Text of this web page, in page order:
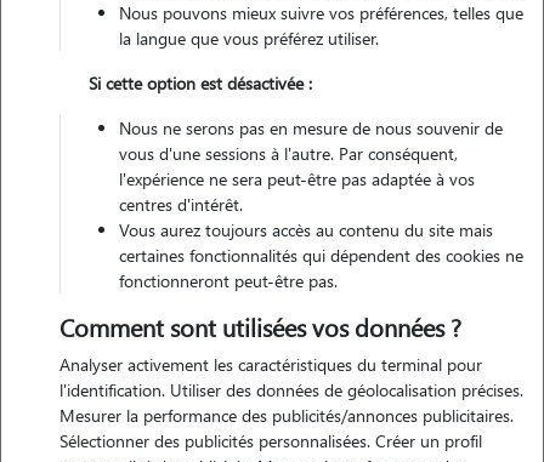
Motivation
je suis actuellement disponible pour des visites et gardes à domicile
tous les jours de la semaine selon les horaires demandés. j'aime
Nous pouvons mieux suivre vos préférences, telles que
la langue que vous préférez utiliser.
Si cette option est désactivée :
Nous ne serons pas en mesure de nous souvenir de
vous d'une sessions à l'autre. Par conséquent,
l'expérience ne sera peut-être pas adaptée à vos
centres d'intérêt.
Vous aurez toujours accès au contenu du site mais
certaines fonctionnalités qui dépendent des cookies ne
fonctionneront peut-être pas.
Comment sont utilisées vos données ?
Analyser activement les caractéristiques du terminal pour
l'identification. Utiliser des données de géolocalisation précises.
Mesurer la performance des publicités/annonces publicitaires.
Sélectionner des publicités personnalisées. Créer un profil